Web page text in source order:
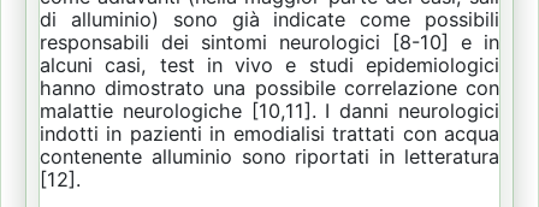
di alluminio) sono già indicate come possibili
responsabili dei sintomi neurologici [8-10] e in
alcuni casi, test in vivo e studi epidemiologici
hanno dimostrato una possibile correlazione con
malattie neurologiche [10,11]. I danni neurologici
indotti in pazienti in emodialisi trattati con acqua
contenente alluminio sono riportati in letteratura
[12].